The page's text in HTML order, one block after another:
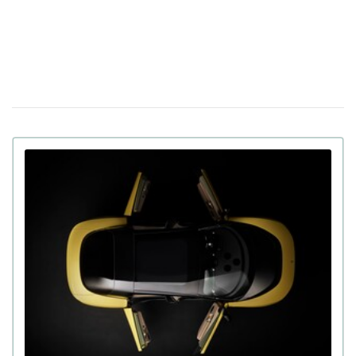
21 января 16:54
В Украине выставили на продажу
двухместный пассажирский дрон: цена и время полета
Apple интегрирует искусственный интеллект
Gemini в персонального помощника Siri за $1 млрд в
130 дюймов, на которых не потеряются
детали: хит CES 2026 – телевизор Samsung Micro RGB
19 декабря 19:23 Российский "Орешник" не достает до Киева
из Беларуси, несмотря на дальность в 5500 км
У ChatGPT обнаружена депрессия, а у